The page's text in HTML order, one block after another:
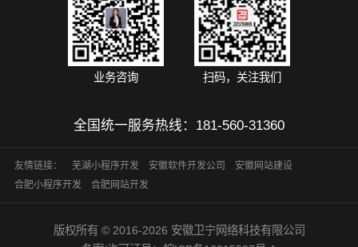
业务咨询 扫码，关注我们
全国统一服务热线： 181-560-31360
友情链接： 芜湖小程序开发 安徽软件开发公司
安徽网站建设
合肥小程序开发
合肥网站开发
版权所有 © 2016-2026 安徽卫宁网络科技有限公司